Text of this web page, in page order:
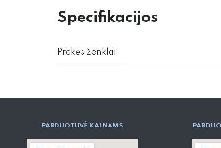
Specifikacijos
Prekės ženklai
PARD​UOTUVĖ​ KALNAMS